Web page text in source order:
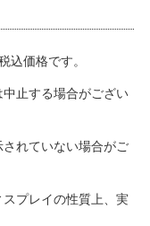
込価格です。
止する場合がござい
れていない場合がご
プレイの性質上、実